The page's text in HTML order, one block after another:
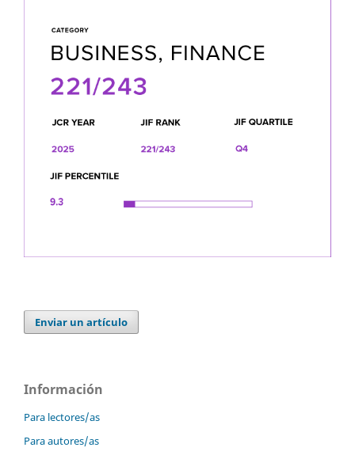
Enviar un artículo
Información
Para lectores/as
Para autores/as